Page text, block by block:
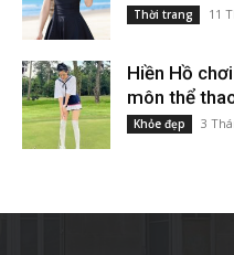
Thời trang 11
Hiền Hồ
môn thể
Khỏe đẹp 3